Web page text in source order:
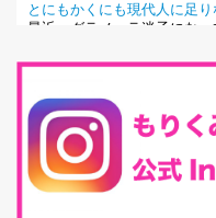
とにもかくにも現代人に足
最近、グラノーラ迷子にな
腸内環境を整えることは、
は思っています。 ヒトの免...
iHerb特大セール終了間近！
最近お風呂上がりの炭酸水